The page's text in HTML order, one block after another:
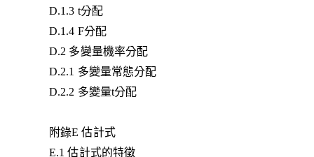
D.1.3 t分配
D.1.4 F分配
D.2 多變量機率分配
D.2.1 多變量常態分配
D.2.2 多變量t分配
附錄E 估計式
E.1 估計式的特徵